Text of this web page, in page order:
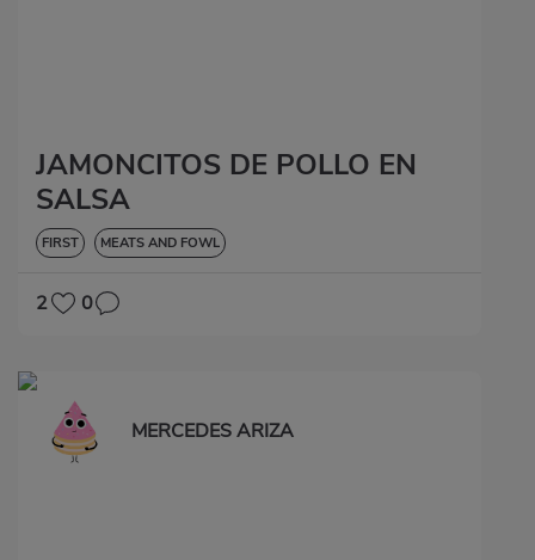
JAMONCITOS DE POLLO EN
SALSA
FIRST MEATS AND FOWL
2 0
MERCEDES ARIZA